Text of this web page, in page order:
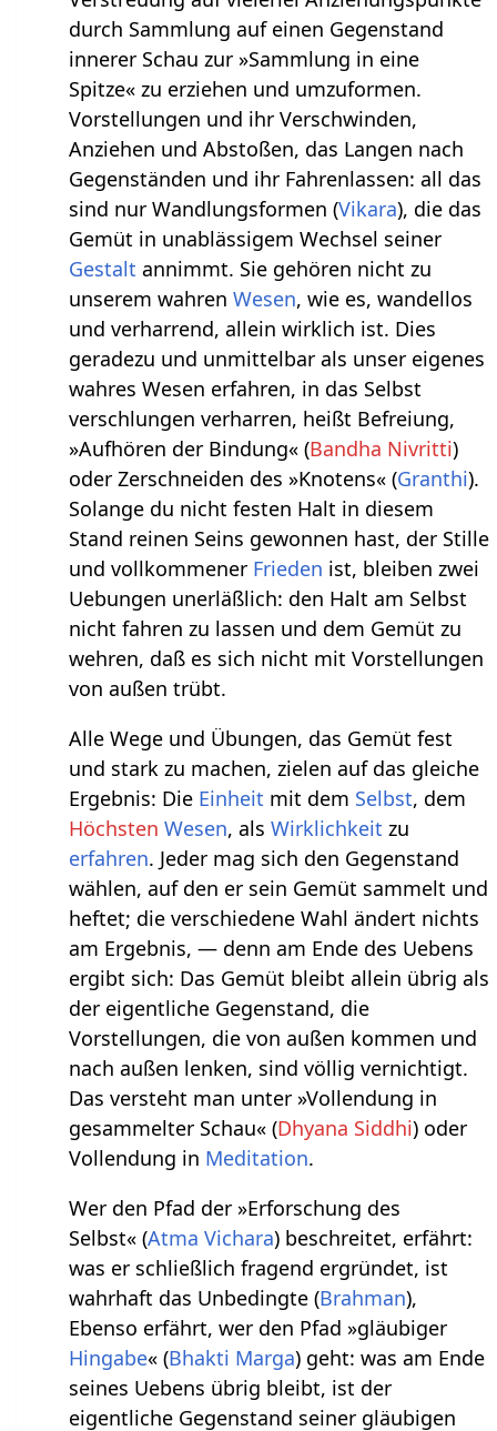
durch Sammlung auf einen Gegenstand
innerer Schau zur »Sammlung in eine
Spitze« zu erziehen und umzuformen.
Vorstellungen und ihr Verschwinden,
Anziehen und Abstoßen, das Langen nach
Gegenständen und ihr Fahrenlassen: all das
sind nur Wandlungsformen (Vikara), die das
Gemüt in unablässigem Wechsel seiner
Gestalt annimmt. Sie gehören nicht zu
unserem wahrenWesen, wie es, wandellos
und verharrend, allein wirklich ist. Dies
geradezu und unmittelbar als unser eigenes
wahres Wesen erfahren, in das Selbst
verschlungen verharren, heißt Befreiung,
»Aufhören der Bindung« (Bandha Nivritti)
oder Zerschneiden des »Knotens« (Granthi).
Solange du nicht festen Halt in diesem
Stand reinen Seins gewonnen hast, der Stille
und vollkommener Frieden ist, bleiben zwei
Uebungen unerläßlich: den Halt am Selbst
nicht fahren zu lassen und dem Gemüt zu
wehren, daß es sich nicht mit Vorstellungen
von außen trübt.
Alle Wege und Übungen, das Gemüt fest
und stark zu machen, zielen auf das gleiche
Ergebnis: Die Einheit mit dem Selbst, dem
Höchsten Wesen, alsWirklichkeit zu
erfahren. Jeder mag sich den Gegenstand
wählen, auf den er sein Gemüt sammelt und
heftet; die verschiedene Wahl ändert nichts
am Ergebnis, — denn am Ende des Uebens
ergibt sich: Das Gemüt bleibt allein übrig als
der eigentliche Gegenstand, die
Vorstellungen, die von außen kommen und
nach außen lenken, sind völlig vernichtigt.
Das versteht man unter »Vollendung in
gesammelter Schau« (Dhyana Siddhi) oder
Vollendung in Meditation.
Wer den Pfad der »Erforschung des
Selbst« (Atma Vichara) beschreitet, erfährt:
was er schließlich fragend ergründet, ist
wahrhaft das Unbedingte (Brahman),
Ebenso erfährt, wer den Pfad »gläubiger
Hingabe« (Bhakti Marga) geht: was am Ende
seines Uebens übrig bleibt, ist der
eigentliche Gegenstand seiner gläubigen